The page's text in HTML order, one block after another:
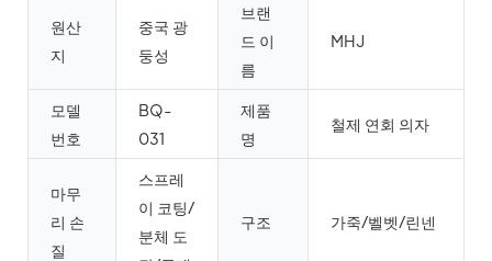
원산
지
중국 광
둥성
브랜
드 이
름
MHJ
모델
번호
BQ-
031
제품
명
철제 연회 의자
마무
리 손
질
스프레
이 코팅/
분체 도
구조 가죽/벨벳/린넨